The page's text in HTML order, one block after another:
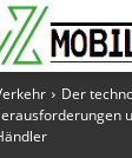
Der